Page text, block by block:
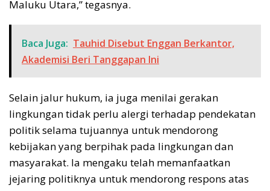
Maluku Utara,” tegasnya.
Baca Juga: Tauhid Disebut Enggan Berkantor,
Akademisi Beri Tanggapan Ini
Selain jalur hukum, ia juga menilai gerakan
lingkungan tidak perlu alergi terhadap pendekatan
politik selama tujuannya untuk mendorong
kebijakan yang berpihak pada lingkungan dan
masyarakat. Ia mengaku telah memanfaatkan
jejaring politiknya untuk mendorong respons atas